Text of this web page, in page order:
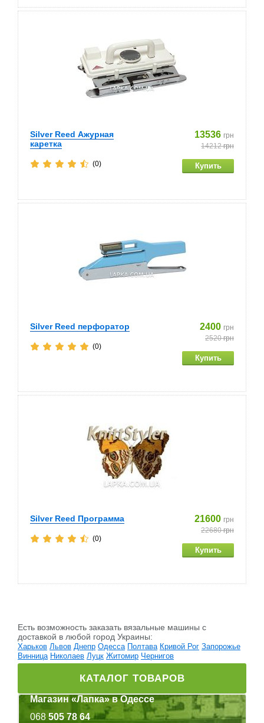
Silver Reed Ажурная
каретка
13536 грн
14212грн
(0)
Silver Reed перфоратор 2400 грн
2520грн
(0)
Silver Reed Программа 21600 грн
22680грн
(0)
Есть возможность заказать вязальные машины c
доставкой в любой город Украины:
Харьков Львов Днепр Одесса Полтава Кривой Рог Запорожье
Винница Николаев Луцк Житомир Чернигов
КАТАЛОГ ТОВАРОВ
Магазин «Лапка» в Одессе
068 505 78 64